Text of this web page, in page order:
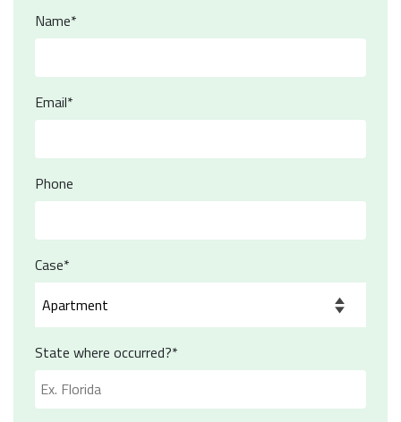
Name*
Email*
Phone
Case*
State where occurred?*